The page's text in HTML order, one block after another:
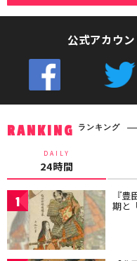
公式アカウ
RANKING ランキング
DAILY
24時間
1 『
期と